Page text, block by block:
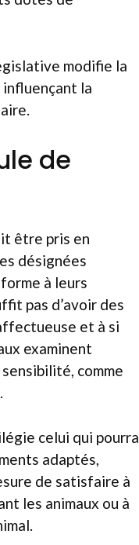
modifie la
la
de
être pris en
désignées
à leurs
pas d’avoir des
et à si
examinent
comme
celui qui pourra
adaptés,
de satisfaire à
les animaux ou à